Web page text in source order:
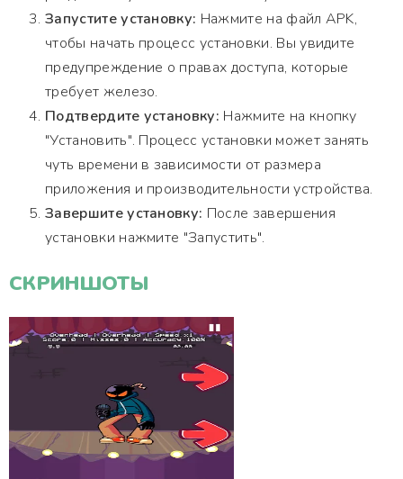
Запустите установку: Нажмите на файл APK,
чтобы начать процесс установки. Вы увидите
предупреждение о правах доступа, которые
требует железо.
Подтвердите установку: Нажмите на кнопку
"Установить". Процесс установки может занять
чуть времени в зависимости от размера
приложения и производительности устройства.
Завершите установку: После завершения
установки нажмите "Запустить".
СКРИНШОТЫ